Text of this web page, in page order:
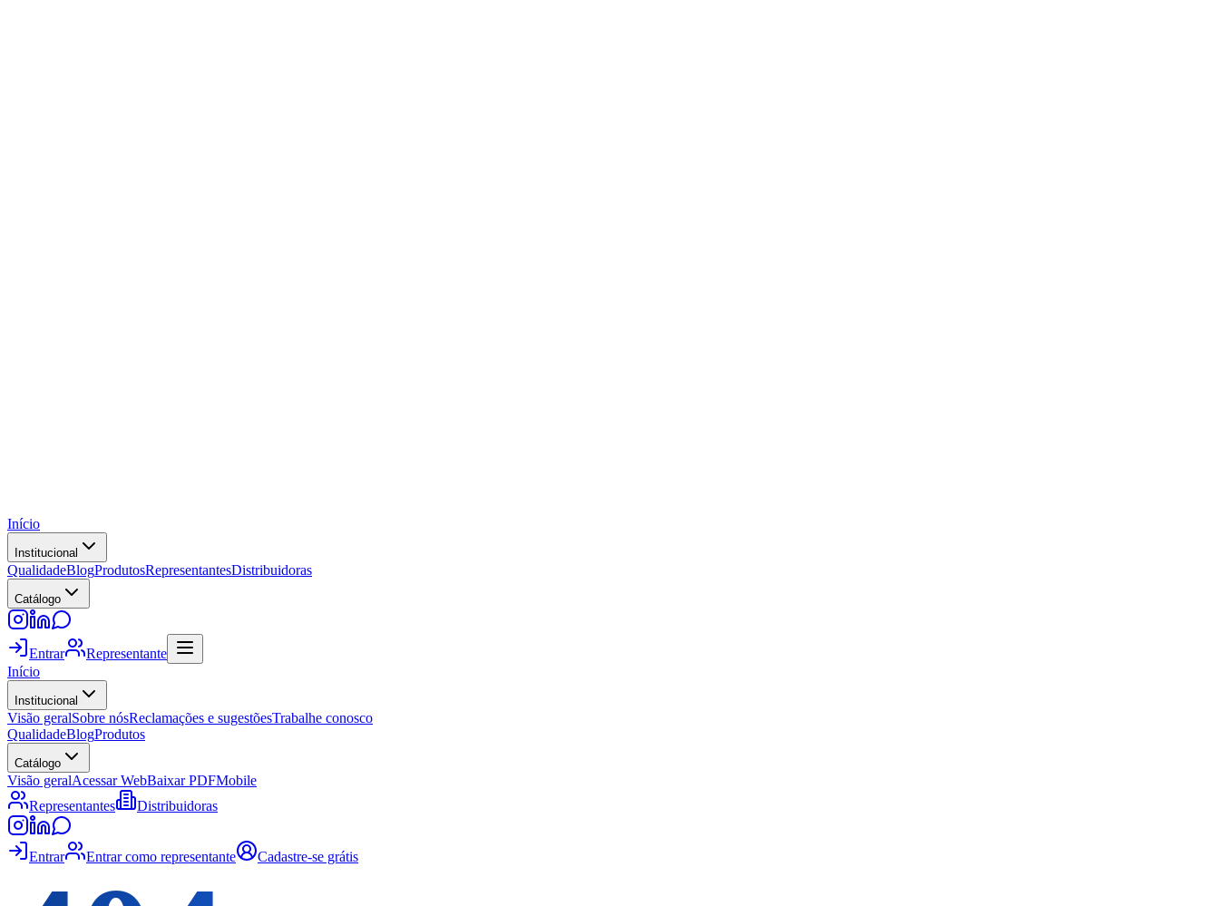
Início
Institucional
QualidadeBlogProdutosRepresentantesDistribuidoras
Catálogo
Entrar
Representante
Início
Institucional
Visão geralSobre nósReclamações e sugestõesTrabalhe conosco
QualidadeBlogProdutos
Catálogo
Visão geralAcessar WebBaixar PDFMobile
Representantes
Distribuidoras
Entrar Entrar como representante Cadastre-se grátis